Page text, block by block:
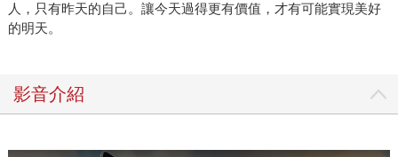
人，只有昨天的自己。讓今天過得更有價值，才有可能實現美好
的明天。
影音介紹